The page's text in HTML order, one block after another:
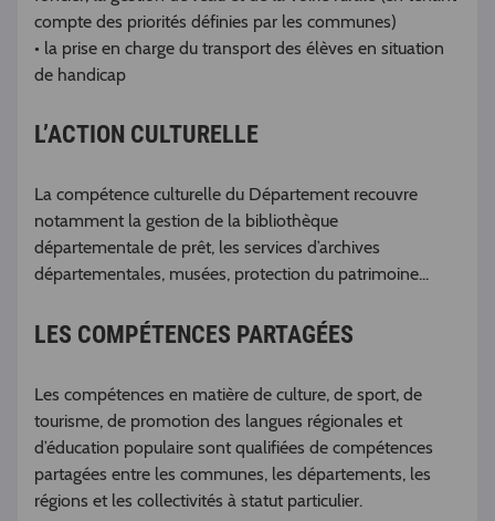
compte des priorités définies par les communes)
• la prise en charge du transport des élèves en situation
de handicap
L’ACTION CULTURELLE
La compétence culturelle du Département recouvre
notamment la gestion de la bibliothèque
départementale de prêt, les services d’archives
départementales, musées, protection du patrimoine...
LES COMPÉTENCES PARTAGÉES
Les compétences en matière de culture, de sport, de
tourisme, de promotion des langues régionales et
d’éducation populaire sont qualifiées de compétences
partagées entre les communes, les départements, les
régions et les collectivités à statut particulier.